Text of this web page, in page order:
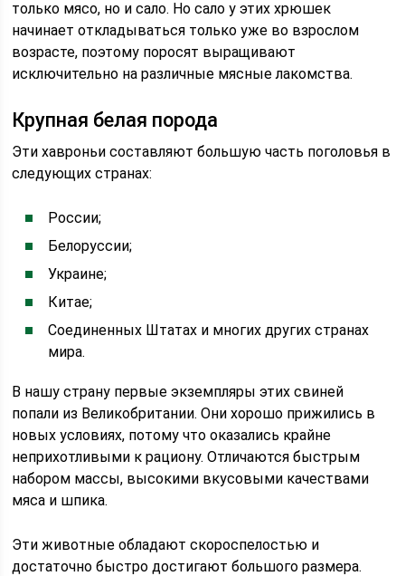
только мясо, но и сало. Но сало у этих хрюшек
начинает откладываться только уже во взрослом
возрасте, поэтому поросят выращивают
исключительно на различные мясные лакомства.
Крупная белая порода
Эти хавроньи составляют большую часть поголовья в
следующих странах:
России;
Белоруссии;
Украине;
Китае;
Соединенных Штатах и многих других странах
мира.
В нашу страну первые экземпляры этих свиней
попали из Великобритании. Они хорошо прижились в
новых условиях, потому что оказались крайне
неприхотливыми к рациону. Отличаются быстрым
набором массы, высокими вкусовыми качествами
мяса и шпика.
Эти животные обладают скороспелостью и
достаточно быстро достигают большого размера.